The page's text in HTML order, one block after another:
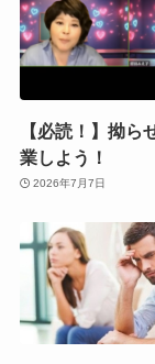
【必読！】拗ら
業しよう！
2026年7月7日